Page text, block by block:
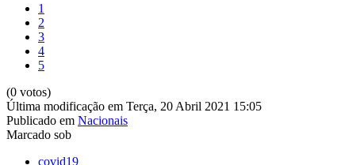
1
2
3
4
5
(0 votos)
Última modificação em Terça, 20 Abril 2021 15:05
Publicado em Nacionais
Marcado sob
covid19